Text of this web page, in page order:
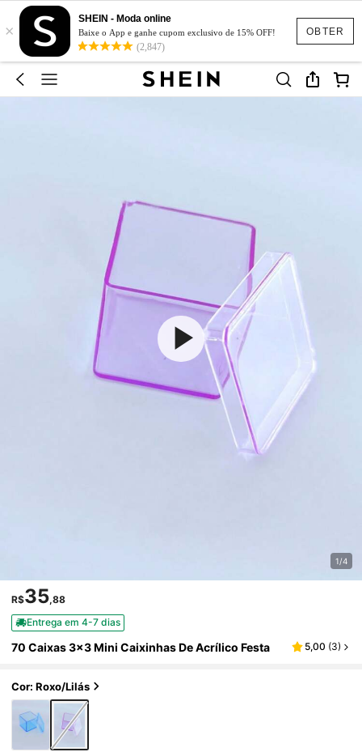
OBTER
×
SHEIN - Moda online
Baixe o App e ganhe cupom exclusivo de 15% OFF!
(2,847)
1/4
R$35,88
Entrega em 4-7 dias
70 Caixas 3x3 Mini Caixinhas De Acrílico Festa 5,00 (3)
Cor: Roxo/lilás